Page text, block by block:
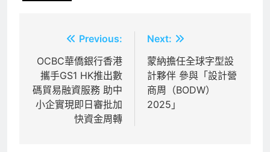
章
導
覽
Previous:
OCBC華僑銀行香港
攜手GS1 HK推出數
碼貿易融資服務 助中
小企實現即日審批加
快資金周轉
Next:
蒙納擔任全球字型設
計夥伴 參與「設計營
商周（BODW）
2025」